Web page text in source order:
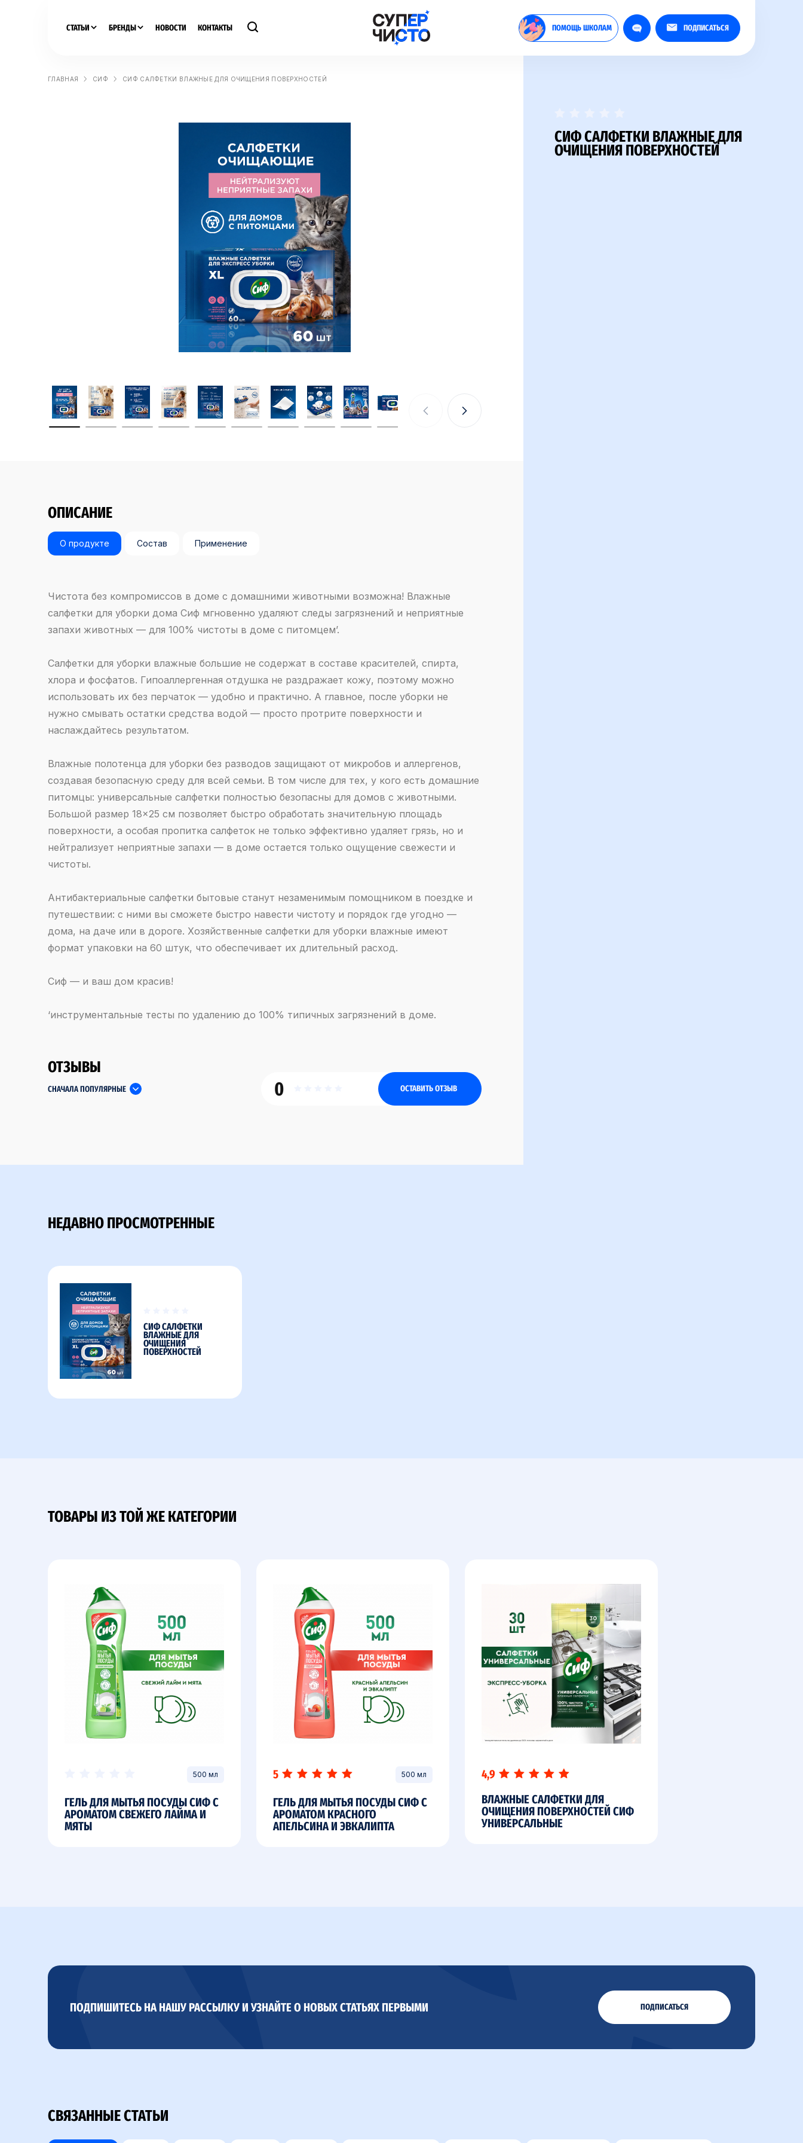
СТАТЬИ БРЕНДЫ НОВОСТИ КОНТАКТЫ ПОМОЩЬ ШКОЛАМ ПОДПИСАТЬСЯ
ГЛАВНАЯ СИФ СИФ САЛФЕТКИ ВЛАЖНЫЕ ДЛЯ ОЧИЩЕНИЯ ПОВЕРХНОСТЕЙ
СИФ САЛФЕТКИ ВЛАЖНЫЕ ДЛЯ
ОЧИЩЕНИЯ ПОВЕРХНОСТЕЙ
ОПИСАНИЕ
О продукте Состав Применение
Чистота без компромиссов в доме с домашними животными возможна! Влажные
салфетки для уборки дома Сиф мгновенно удаляют следы загрязнений и неприятные
запахи животных — для 100% чистоты в доме с питомцем’.
Салфетки для уборки влажные большие не содержат в составе красителей, спирта,
хлора и фосфатов. Гипоаллергенная отдушка не раздражает кожу, поэтому можно
использовать их без перчаток — удобно и практично. А главное, после уборки не
нужно смывать остатки средства водой — просто протрите поверхности и
наслаждайтесь результатом.
Влажные полотенца для уборки без разводов защищают от микробов и аллергенов,
создавая безопасную среду для всей семьи. В том числе для тех, у кого есть домашние
питомцы: универсальные салфетки полностью безопасны для домов с животными.
Большой размер 18×25 см позволяет быстро обработать значительную площадь
поверхности, а особая пропитка салфеток не только эффективно удаляет грязь, но и
нейтрализует неприятные запахи — в доме остается только ощущение свежести и
чистоты.
Антибактериальные салфетки бытовые станут незаменимым помощником в поездке и
путешествии: с ними вы сможете быстро навести чистоту и порядок где угодно —
дома, на даче или в дороге. Хозяйственные салфетки для уборки влажные имеют
формат упаковки на 60 штук, что обеспечивает их длительный расход.
Сиф — и ваш дом красив!
‘инструментальные тесты по удалению до 100% типичных загрязнений в доме.
ОТЗЫВЫ
0 ОСТАВИТЬ ОТЗЫВ
СНАЧАЛА ПОПУЛЯРНЫЕ
НЕДАВНО ПРОСМОТРЕННЫЕ
СИФ САЛФЕТКИ
ВЛАЖНЫЕ ДЛЯ
ОЧИЩЕНИЯ
ПОВЕРХНОСТЕЙ
ТОВАРЫ ИЗ ТОЙ ЖЕ КАТЕГОРИИ
500 мл
ГЕЛЬ ДЛЯ МЫТЬЯ ПОСУДЫ СИФ С
АРОМАТОМ СВЕЖЕГО ЛАЙМА И
МЯТЫ
5 500 мл
ГЕЛЬ ДЛЯ МЫТЬЯ ПОСУДЫ СИФ С
АРОМАТОМ КРАСНОГО
АПЕЛЬСИНА И ЭВКАЛИПТА
4,9
ВЛАЖНЫЕ САЛФЕТКИ ДЛЯ
ОЧИЩЕНИЯ ПОВЕРХНОСТЕЙ СИФ
УНИВЕРСАЛЬНЫЕ
ПОДПИШИТЕСЬ НА НАШУ РАССЫЛКУ И УЗНАЙТЕ О НОВЫХ СТАТЬЯХ ПЕРВЫМИ ПОДПИСАТЬСЯ
СВЯЗАННЫЕ СТАТЬИ